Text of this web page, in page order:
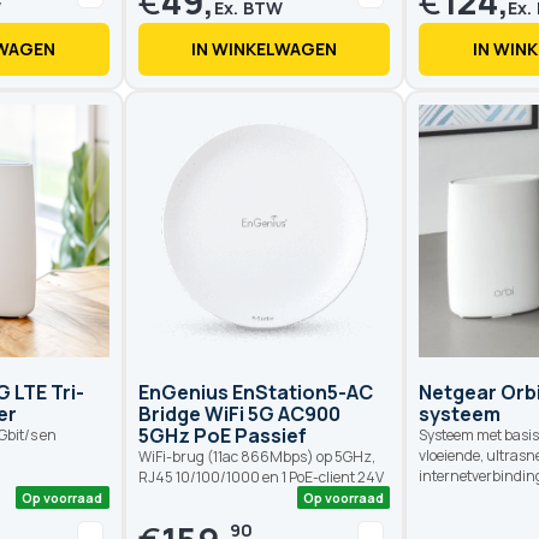
Op voorraad Op voorraad
IN WINKELWAGEN IN
LTE Tri-
s en
EnGenius EnStation5-AC
Bridge WiFi 5G AC900
5GHz PoE Passief
WiFi-brug (11ac 866Mbps) op 5GHz,
RJ45 10/100/1000 en 1 PoE-client 24V
90
Netgear
systeem
Systeem met
vloeiende,